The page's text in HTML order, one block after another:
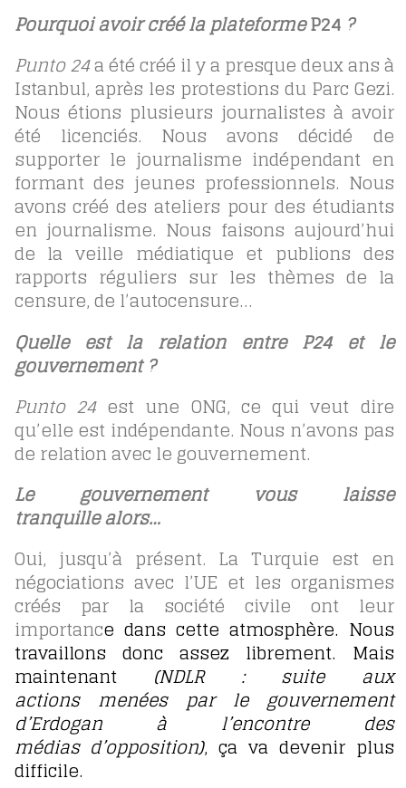
Pourquoi avoir créé la plateformeP24 ?
Punto 24a été créé il y a presque deux ans à
Istanbul, après les protestions du Parc Gezi.
Nous étions plusieurs journalistes à avoir
été licenciés. Nous avons décidé de
supporter le journalisme indépendant en
formant des jeunes professionnels. Nous
avons créé des ateliers pour des étudiants
en journalisme. Nous faisons aujourd’hui
de la veille médiatique et publions des
rapports réguliers sur les thèmes de la
censure, de l’autocensure…
Quelle est la relation entre P24 et le
gouvernement ?
Punto 24est une ONG, ce qui veut dire
qu’elle est indépendante. Nous n’avons pas
de relation avec le gouvernement.
Le gouvernement vous laisse
tranquille alors…
Oui, jusqu’à présent. La Turquie est en
négociations avec l’UE et les organismes
créés par la société civile ont leur
importance dans cette atmosphère. Nous
travaillons donc assez librement. Mais
maintenant (NDLR : suite aux
actions menées par le gouvernement
d’Erdogan à l’encontre des
médias d’opposition), ça va devenir plus
difficile.